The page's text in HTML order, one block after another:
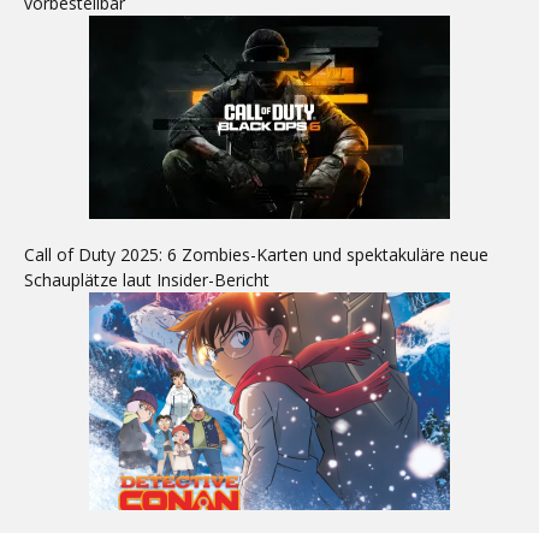
Call of Duty 2025: 6 Zombies-Karten und spektakuläre neue
Schauplätze laut Insider-Bericht